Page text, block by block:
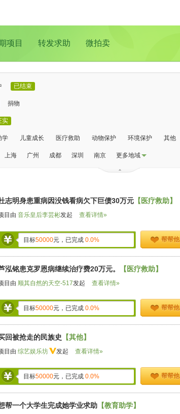
项目 转发求助 微拍卖
已结束
捐物
实
学 儿童成长 医疗救助 动物保护 环境保护 其他
上海 广州 成都 深圳 南京 更多地域
志明身患重病因没钱看病欠下巨债30万元 【医疗救助】
目由 音乐皇后李芸彬发起 查看详情»
目标50000元，已完成 0.0% 帮帮他
泓铭患克罗恩病继续治疗费20万元。 【医疗救助】
目由 顺其自然的天空-517发起 查看详情»
目标50000元，已完成 0.0% 帮帮他
回被抢走的民族史 【其他】
目由 综艺娱乐坊 发起 查看详情»
目标50000元，已完成 0.0% 帮帮他
帮一个大学生完成她学业求助 【教育助学】